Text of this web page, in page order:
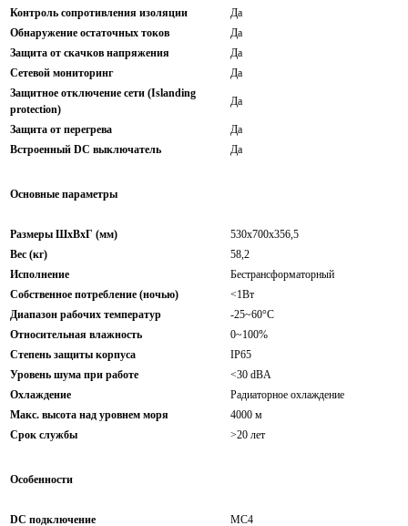
Контроль сопротивления изоляции
Да
Обнаружение остаточных токов
Да
Защита от скачков напряжения
Да
Сетевой мониторинг
Да
Защитное отключение сети (Islanding
protection)
Да
Защита от перегрева
Да
Встроенный DC выключатель
Да
Основные параметры
Размеры ШхВхГ (мм)
530x700x356,5
Вес (кг)
58,2
Исполнение
Бестрансформаторный
Собственное потребление (ночью)
<1Вт
Диапазон рабочих температур
-25~60°C
Относительная влажность
0~100%
Степень защиты корпуса
IP65
Уровень шума при работе
<30 dBA
Охлаждение
Радиаторное охлаждение
Макс. высота над уровнем моря
4000 м
Срок службы
>20 лет
Особенности
DC подключение
MC4